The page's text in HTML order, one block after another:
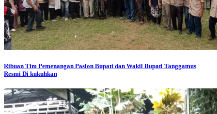
Ribuan Tim Pemenangan Paslon Bupati dan Wakil Bupati Tanggamus
Resmi Di kukuhkan